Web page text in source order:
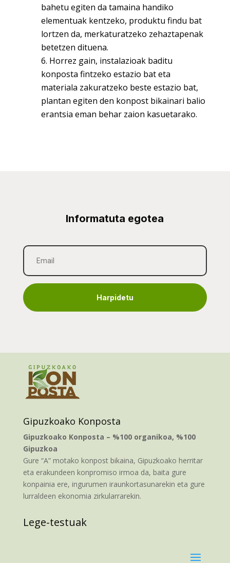
bahetu egiten da tamaina handiko
elementuak kentzeko, produktu findu bat
lortzen da, merkaturatzeko zehaztapenak
betetzen dituena.
Horrez gain, instalazioak baditu
konposta fintzeko estazio bat eta
materiala zakuratzeko beste estazio bat,
plantan egiten den konpost bikainari balio
erantsia eman behar zaion kasuetarako.
Informatuta egotea
Harpidetu
Gipuzkoako Konposta
Gipuzkoako Konposta – %100 organikoa, %100
Gipuzkoa
Gure “A” motako konpost bikaina, Gipuzkoako herritar
eta erakundeen konpromiso irmoa da, baita gure
konpainia ere, ingurumen iraunkortasunarekin eta gure
lurraldeen ekonomia zirkularrarekin.
Lege-testuak